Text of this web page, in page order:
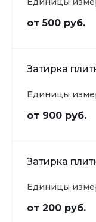
от 500 руб.
Затирка
Единицы
от 900 руб.
Затирка
Единицы
от 200 руб.